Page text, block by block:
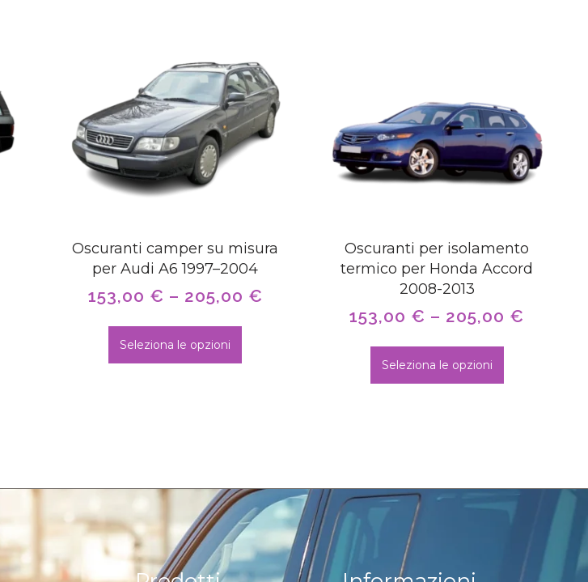
Oscuranti camper su misura
per Audi A6 1997–2004
153,00 € – 205,00 €
Seleziona le opzioni
Oscuranti per isolamento
termico per Honda Accord
2008-2013
153,00 € – 205,00 €
Seleziona le opzioni